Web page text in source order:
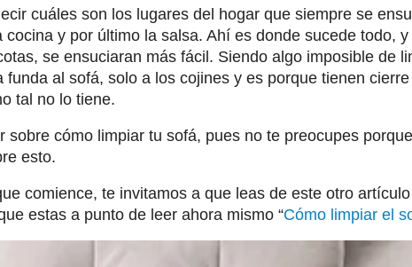
cuáles son los lugares del hogar que siempre se
cocina y por último la salsa. Ahí es donde sucede todo,
se ensuciaran más fácil. Siendo algo imposible de
funda al sofá, solo a los cojines y es porque tienen
tal no lo tiene.
sobre cómo limpiar tu sofá, pues no te preocupes
esto.
comience, te invitamos a que leas de este otro
estas a punto de leer ahora mismo “Cómo limpiar el